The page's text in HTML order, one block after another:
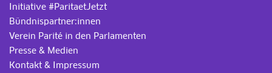
Initiative #ParitaetJetzt
Bündnispartner:innen
Verein Parité in den Parlamenten
Presse & Medien
Kontakt & Impressum